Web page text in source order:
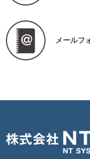
メールフ